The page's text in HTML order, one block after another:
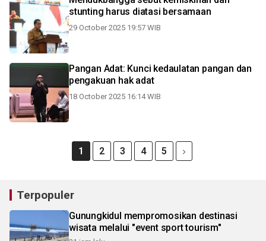
stunting harus diatasi bersamaan
29 October 2025 19:57 WIB
Pangan Adat: Kunci kedaulatan pangan dan
pengakuan hak adat
18 October 2025 16:14 WIB
1 2 3 4 5
Terpopuler
Gunungkidul mempromosikan destinasi
wisata melalui "event sport tourism"